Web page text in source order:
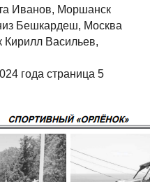
Иванов, Моршанск
Бешкардеш, Москва
Кирилл Васильев,
года страница 5